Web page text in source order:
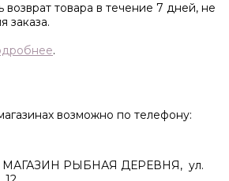
товара в течение 7 дней, не
заказа.
.
возможно по телефону:
РЫБНАЯ ДЕРЕВНЯ, ул.